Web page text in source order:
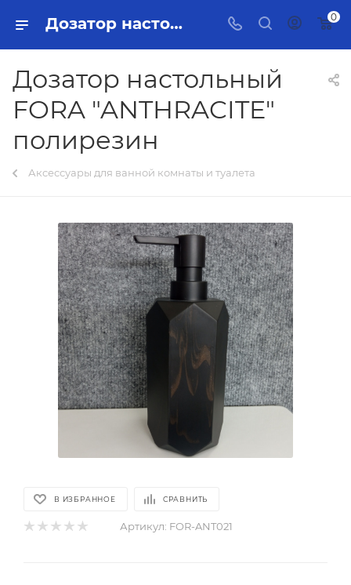
Дозатор настольный FORA "ANTHRACITE" полирезин Тольятти - купить в интернет-магазине, каталог с ценами и характеристиками 0
Дозатор настольный
FORA "ANTHRACITE"
полирезин
Аксессуары для ванной комнаты и туалета
В ИЗБРАННОЕ СРАВНИТЬ
Артикул: FOR-ANT021